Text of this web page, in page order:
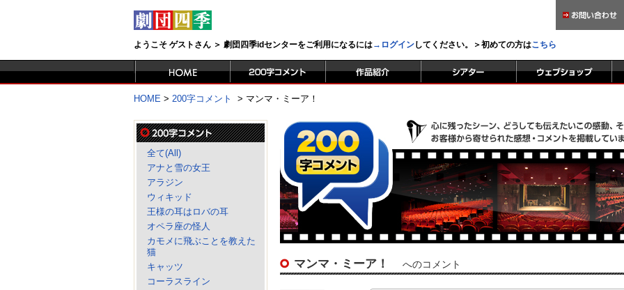
ようこそ ゲストさん ＞ 劇団四季idセンターをご利用になるには→ログインしてください。＞初めての方はこちら
HOME > 200字コメント > マンマ・ミーア！
全て(All)
アナと雪の女王
アラジン
ウィキッド
王様の耳はロバの耳
オペラ座の怪人
カモメに飛ぶことを教えた
猫
キャッツ
コーラスライン
マンマ・ミーア！ へのコメント